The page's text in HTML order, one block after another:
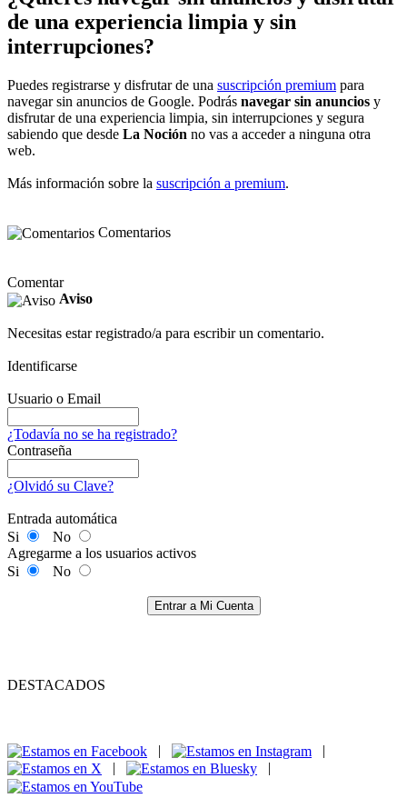
de una experiencia limpia y sin
interrupciones?
Puedes registrarse y disfrutar de una suscripción premium para
navegar sin anuncios de Google. Podrás navegar sin anuncios y
disfrutar de una experiencia limpia, sin interrupciones y segura
sabiendo que desde La Noción no vas a acceder a ninguna otra
web.
Más información sobre la suscripción a premium.
Comentarios
Comentar
Aviso
Necesitas estar registrado/a para escribir un comentario.
Identificarse
Usuario o Email
¿Todavía no se ha registrado?
Contraseña
¿Olvidó su Clave?
Entrada automática
Si
No
Agregarme a los usuarios activos
Si
No
Entrar a Mi Cuenta
DESTACADOS
|
|
|
|